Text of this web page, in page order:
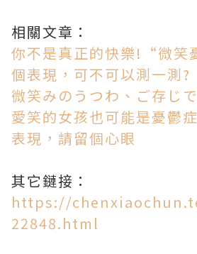
相關文章：
你不是真正的快樂!“微笑
個表現，可不可以測一測?
微笑みのうつわ、ご存じ
愛笑的女孩也可能是憂鬱
表現，請留個心眼
其它鏈接：
https://
22848.html